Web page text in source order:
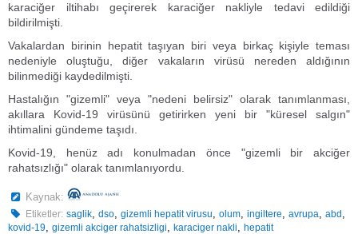
karaciğer iltihabı geçirerek karaciğer nakliyle tedavi edildiği
bildirilmişti.
Vakalardan birinin hepatit taşıyan biri veya birkaç kişiyle teması
nedeniyle oluştuğu, diğer vakaların virüsü nereden aldığının
bilinmediği kaydedilmişti.
Hastalığın "gizemli" veya "nedeni belirsiz" olarak tanımlanması,
akıllara Kovid-19 virüsünü getirirken yeni bir "küresel salgın"
ihtimalini gündeme taşıdı.
Kovid-19, henüz adı konulmadan önce "gizemli bir akciğer
rahatsızlığı" olarak tanımlanıyordu.
Kaynak:
Etiketler: saglik,dso,gizemli hepatit virusu,olum,ingiltere,avrupa,abd ,
kovid-19, gizemli akciger rahatsizligi, karaciger nakli, hepatit